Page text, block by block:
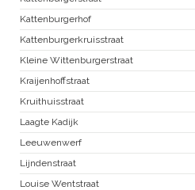
Kattenburgerhof
Kattenburgerkruisstraat
Kleine Wittenburgerstraat
Kraijenhoffstraat
Kruithuisstraat
Laagte Kadijk
Leeuwenwerf
Lijndenstraat
Louise Wentstraat